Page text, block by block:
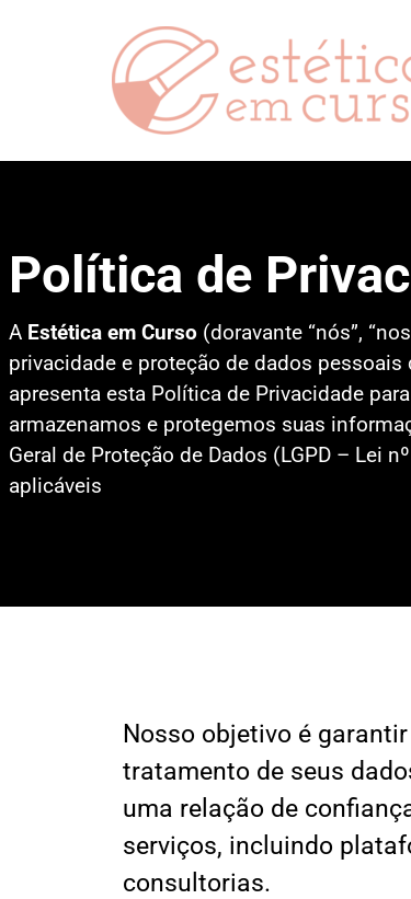
Política de
A Estética em Curso (doravante “nós”,
privacidade e proteção de dados
apresenta esta Política de Privacidade
armazenamos e protegemos suas
Geral de Proteção de Dados (LGPD – Lei
aplicáveis
Nosso objetivo é
tratamento de seus
uma relação de
serviços, incluindo
consultorias.